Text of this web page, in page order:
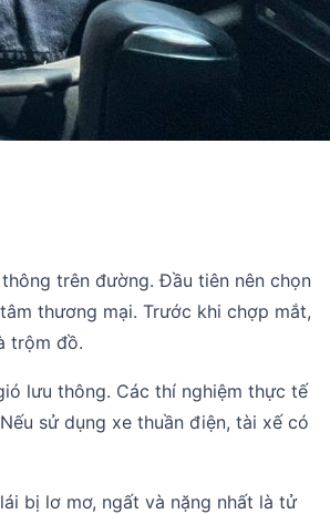
trên đường. Đầu tiên nên chọn
thương mại. Trước khi chợp mắt,
trộm đồ.
lưu thông. Các thí nghiệm thực tế
sử dụng xe thuần điện, tài xế có
bị lơ mơ, ngất và nặng nhất là tử